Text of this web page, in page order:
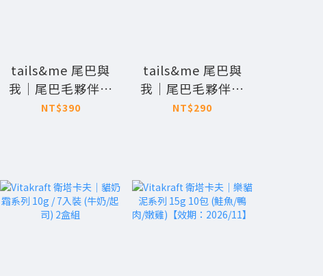
tails&me 尾巴與
我｜尾巴毛夥伴｜
寵物貓草玩具｜魟
NT$390
tails&me 尾巴與
我｜尾巴毛夥伴｜
寵物貓草玩具｜鯨
NT$290